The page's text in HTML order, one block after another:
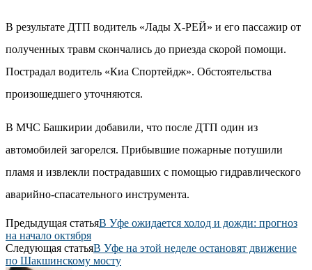
В результате ДТП водитель «Лады Х-РЕЙ» и его пассажир от
полученных травм скончались до приезда скорой помощи.
Пострадал водитель «Киа Спортейдж». Обстоятельства
произошедшего уточняются.
В МЧС Башкирии добавили, что после ДТП один из
автомобилей загорелся. Прибывшие пожарные потушили
пламя и извлекли пострадавших с помощью гидравлического
аварийно-спасательного инструмента.
Предыдущая статьяВ Уфе ожидается холод и дожди: прогноз
на начало октября
Следующая статьяВ Уфе на этой неделе остановят движение
по Шакшинскому мосту